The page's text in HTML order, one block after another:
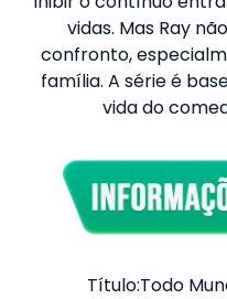
vidas. Mas Ray
confronto,
família. A série é
vida do
Título:Todo